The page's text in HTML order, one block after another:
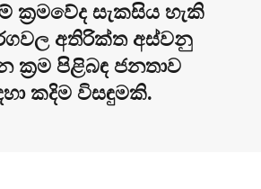
ක්‍රමවේද සැකසිය හැකි
අතිරික්ත අස්වනු
ක්‍රම පිළිබඳ ජනතාව
කදිම විසඳුමකි.